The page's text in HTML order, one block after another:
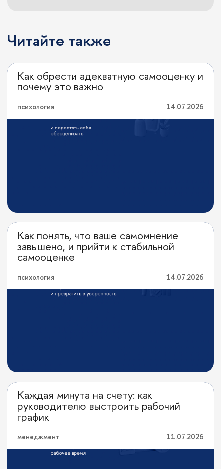
Читайте также
Личная эффективность
Как обрести адекватную самооценку и
почему это важно
психология 14.07.2026
Личная эффективность
Как понять, что ваше самомнение
завышено, и прийти к стабильной
самооценке
психология 14.07.2026
Личная эффективность
Каждая минута на счету: как
руководителю выстроить рабочий
график
менеджмент 11.07.2026